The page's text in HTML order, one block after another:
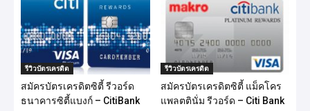
รีวิวบัตรเครดิต
สมัครบัตรเครดิตซิตี้ รีวอร์ด
ธนาคารซิตี้แบงก์ – CitiBank
รีวิวบัตรเครดิต
สมัครบัตรเครดิตซิตี้ แม็คโคร
แพลตตินั่ม รีวอร์ด – Citi Bank